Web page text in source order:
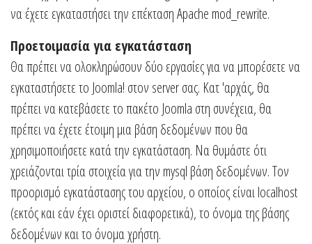
να έχετε εγκαταστήσει την επέκταση Apache mod_rewrite.
Προετοιμασία για εγκατάσταση
Θα πρέπει να ολοκληρώσουν δύο εργασίες για να μπορέσετε να
εγκαταστήσετε το Joomla! στον server σας. Κατ 'αρχάς, θα
πρέπει να κατεβάσετε το πακέτο Joomla στη συνέχεια, θα
πρέπει να έχετε έτοιμη μια βάση δεδομένων που θα
χρησιμοποιήσετε κατά την εγκατάσταση. Να θυμάστε ότι
χρειάζονται τρία στοιχεία για την mysql βάση δεδομένων. Τον
προορισμό εγκατάστασης του αρχείου, ο οποίος είναι localhost
(εκτός και εάν έχει οριστεί διαφορετικά), το όνομα της βάσης
δεδομένων και το όνομα χρήστη.